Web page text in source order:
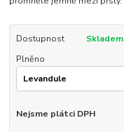
Dostupnost
Skladem
Plněno
Nejsme plátci DPH